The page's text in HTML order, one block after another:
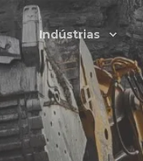
Indústrias